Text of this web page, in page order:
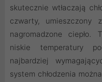
skutecznie wtłaczają
czwarty, umieszczony
nagromadzone ciepło.
niskie temperatury
najbardziej
system chłodzenia